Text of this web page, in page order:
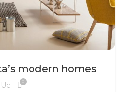
modern homes
Uc 0